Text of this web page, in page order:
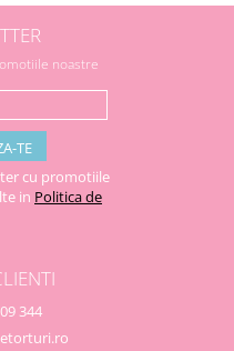
noastre
cu promotiile
in Politica de
344